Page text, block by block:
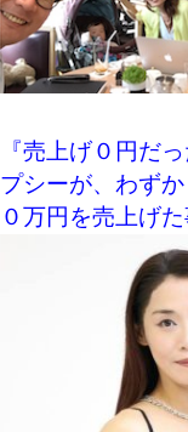
『売上げ０円だ
プシーが、わず
０万円を売上げた